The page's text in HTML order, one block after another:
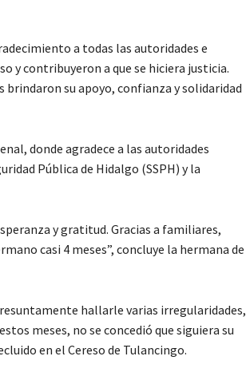
a todas las autoridades e
y contribuyeron a que se hiciera justicia.
brindaron su apoyo, confianza y solidaridad
donde agradece a las autoridades
Pública de Hidalgo (SSPH) y la
y gratitud. Gracias a familiares,
casi 4 meses”, concluye la hermana de
hallarle varias irregularidades,
meses, no se concedió que siguiera su
en el Cereso de Tulancingo.